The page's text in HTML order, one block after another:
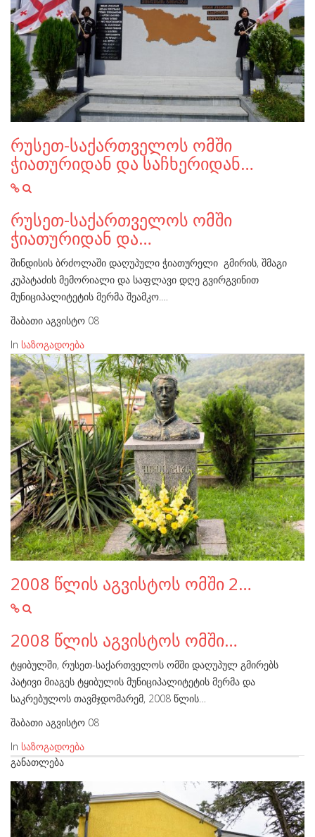
რუსეთ-საქართველოს ომში
ჭიათურიდან და საჩხერიდან…
რუსეთ-საქართველოს ომში
ჭიათურიდან და…
შინდისის ბრძოლაში დაღუპული ჭიათურელი გმირის, შმაგი
კუპატაძის მემორიალი და საფლავი დღე გვირგვინით
მუნიციპალიტეტის მერმა შეამკო.…
შაბათი აგვისტო 08
In საზოგადოება
2008 წლის აგვისტოს ომში 2…
2008 წლის აგვისტოს ომში…
ტყიბულში, რუსეთ-საქართველოს ომში დაღუპულ გმირებს
პატივი მიაგეს ტყიბულის მუნიციპალიტეტის მერმა და
საკრებულოს თავმჯდომარემ, 2008 წლის…
შაბათი აგვისტო 08
In საზოგადოება
ᲒᲐᲜᲐᲗᲚᲔᲑᲐ